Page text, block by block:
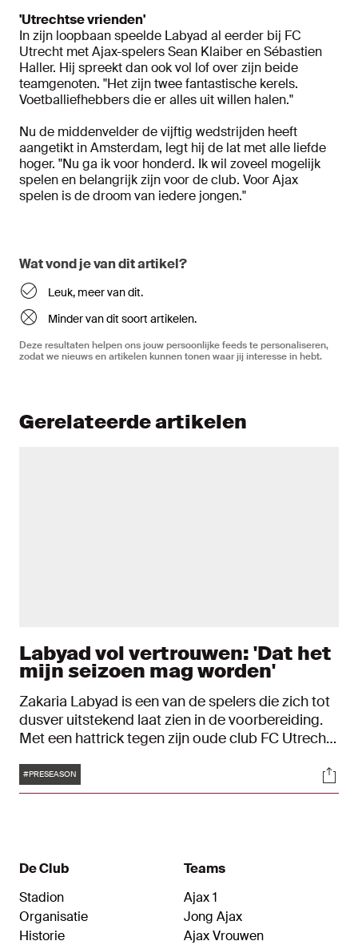
'Utrechtse vrienden'
In zijn loopbaan speelde Labyad al eerder bij FC
Utrecht met Ajax-spelers Sean Klaiber en Sébastien
Haller. Hij spreekt dan ook vol lof over zijn beide
teamgenoten. "Het zijn twee fantastische kerels.
Voetballiefhebbers die er alles uit willen halen."
Nu de middenvelder de vijftig wedstrijden heeft
aangetikt in Amsterdam, legt hij de lat met alle liefde
hoger. "Nu ga ik voor honderd. Ik wil zoveel mogelijk
spelen en belangrijk zijn voor de club. Voor Ajax
spelen is de droom van iedere jongen."
Wat vond je van dit artikel?
Leuk, meer van dit.
Minder van dit soort artikelen.
Deze resultaten helpen ons jouw persoonlijke feeds te personaliseren,
zodat we nieuws en artikelen kunnen tonen waar jij interesse in hebt.
Gerelateerde artikelen
Labyad vol vertrouwen: 'Dat het
mijn seizoen mag worden'
Zakaria Labyad is een van de spelers die zich tot
dusver uitstekend laat zien in de voorbereiding.
Met een hattrick tegen zijn oude club FC Utrecht
training in Oostenrijk wil hij na zijn zware
knieblessure zijn kans pakken.
Tags
#PRESEASON
De Club
Stadion
Organisatie
Historie
Teams
Ajax 1
Jong Ajax
Ajax Vrouwen